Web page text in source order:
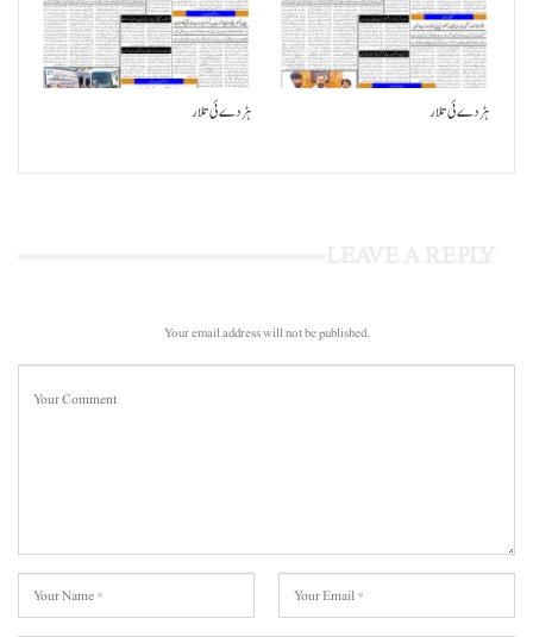
ہڑدے ئی تلار ہڑدے ئی تلار
Your email address will not be published.